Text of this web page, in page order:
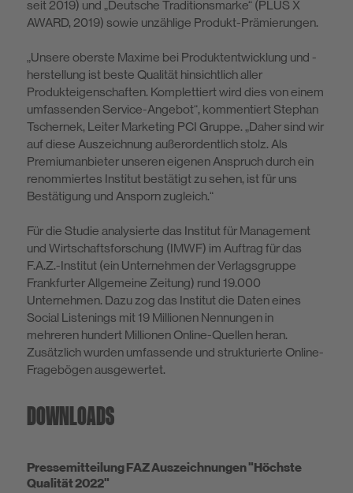
seit 2019) und „Deutsche Traditionsmarke“ (PLUS X
AWARD, 2019) sowie un­zählige Produkt-Prämierungen.
„Unsere oberste Maxime bei Produktentwicklung und -
herstellung ist beste Qualität hinsichtlich aller
Produkteigenschaften. Komplettiert wird dies von ei­nem
umfassenden Service-Angebot“, kommentiert Stephan
Tschernek, Leiter Marketing PCI Gruppe. „Daher sind wir
auf diese Auszeichnung außeror­dentlich stolz. Als
Premiumanbieter unseren eigenen Anspruch durch ein
renommiertes Institut bestätigt zu sehen, ist für uns
Bestätigung und Ansporn zugleich.“
Für die Studie analysierte das Institut für Management
und Wirtschaftsfor­schung (IMWF) im Auftrag für das
F.A.Z.-Institut (ein Unternehmen der Ver­lagsgruppe
Frankfurter Allgemeine Zeitung) rund 19.000
Unternehmen. Dazu zog das Institut die Daten eines
Social Listenings mit 19 Millionen Nennungen in
mehreren hundert Millionen Online-Quellen heran.
Zusätzlich wurden umfas­sende und strukturierte Online-
Fragebögen ausgewertet.
DOWNLOADS
Pressemitteilung FAZ Auszeichnungen "Höchste
Qualität 2022"